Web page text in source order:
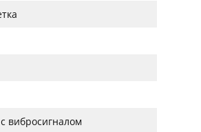
вибросигналом